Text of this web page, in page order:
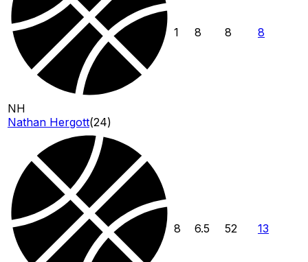
NH
Nathan Hergott(24)
1 8 8 8
8 6.5 52 13